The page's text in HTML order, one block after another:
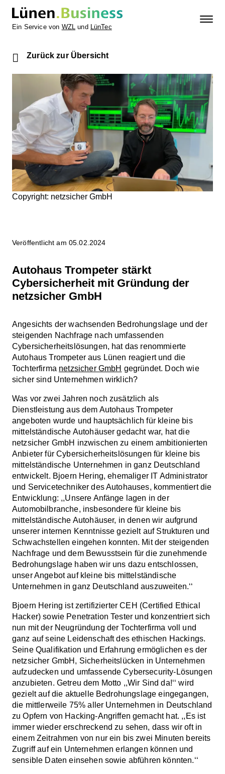
Ein Service von WZL und LünTec
Zurück zur Übersicht
Copyright: netzsicher GmbH
Veröffentlicht am 05.02.2024
Autohaus Trompeter stärkt
Cybersicherheit mit Gründung der
netzsicher GmbH
Angesichts der wachsenden Bedrohungslage und der
steigenden Nachfrage nach umfassenden
Cybersicherheitslösungen, hat das renommierte
Autohaus Trompeter aus Lünen reagiert und die
Tochterfirma netzsicher GmbH gegründet. Doch wie
sicher sind Unternehmen wirklich?
Was vor zwei Jahren noch zusätzlich als
Dienstleistung aus dem Autohaus Trompeter
angeboten wurde und hauptsächlich für kleine bis
mittelständische Autohäuser gedacht war, hat die
netzsicher GmbH inzwischen zu einem ambitionierten
Anbieter für Cybersicherheitslösungen für kleine bis
mittelständische Unternehmen in ganz Deutschland
entwickelt. Bjoern Hering, ehemaliger IT Administrator
und Servicetechniker des Autohauses, kommentiert die
Entwicklung: ,,Unsere Anfänge lagen in der
Automobilbranche, insbesondere für kleine bis
mittelständische Autohäuser, in denen wir aufgrund
unserer internen Kenntnisse gezielt auf Strukturen und
Schwachstellen eingehen konnten. Mit der steigenden
Nachfrage und dem Bewusstsein für die zunehmende
Bedrohungslage haben wir uns dazu entschlossen,
unser Angebot auf kleine bis mittelständische
Unternehmen in ganz Deutschland auszuweiten.‘‘
Bjoern Hering ist zertifizierter CEH (Certified Ethical
Hacker) sowie Penetration Tester und konzentriert sich
nun mit der Neugründung der Tochterfirma voll und
ganz auf seine Leidenschaft des ethischen Hackings.
Seine Qualifikation und Erfahrung ermöglichen es der
netzsicher GmbH, Sicherheitslücken in Unternehmen
aufzudecken und umfassende Cybersecurity-Lösungen
anzubieten. Getreu dem Motto ,,Wir Sind da!‘‘ wird
gezielt auf die aktuelle Bedrohungslage eingegangen,
die mittlerweile 75% aller Unternehmen in Deutschland
zu Opfern von Hacking-Angriffen gemacht hat. ,,Es ist
immer wieder erschreckend zu sehen, dass wir oft in
einem Zeitrahmen von nur ein bis zwei Minuten bereits
Zugriff auf ein Unternehmen erlangen können und
sensible Daten einsehen sowie abführen könnten.‘‘